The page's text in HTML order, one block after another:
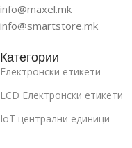
до 5 години (5 обнови
дневно)
РАБОТНА
ТЕМПЕРАТУРА
0 °C – 50 °C
info@maxel.mk
info@smartstore.mk
Категории
Електронски етикети
LCD Електронски етикети
IoT централни единици